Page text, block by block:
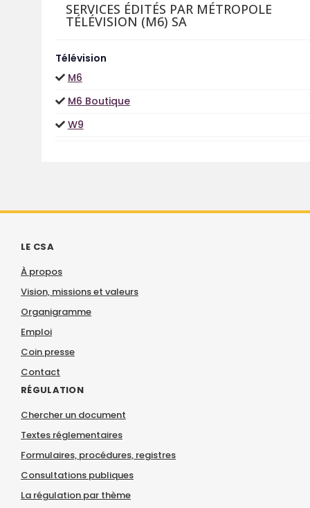
SERVICES ÉDITÉS PAR MÉTROPOLE
TÉLÉVISION (M6) SA
Télévision
M6
M6 Boutique
W9
LE CSA
À propos
Vision, missions et valeurs
Organigramme
Emploi
Coin presse
Contact
RÉGULATION
Chercher un document
Textes réglementaires
Formulaires, procédures, registres
Consultations publiques
La régulation par thème